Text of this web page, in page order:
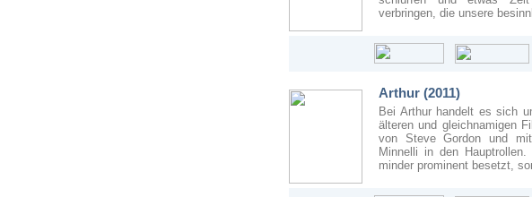
verbringen, die unsere
Arthur (2011)
Bei Arthur handelt es sich
älteren und gleichnamigen
von Steve Gordon und
Minnelli in den
minder prominent besetzt,